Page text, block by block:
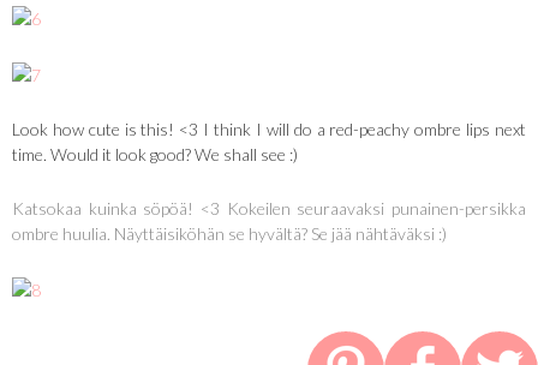
Look how cute is this! <3 I think I will do a red-peachy ombre lips next
time. Would it look good? We shall see :)
Katsokaa kuinka söpöä! <3 Kokeilen seuraavaksi punainen-persikka
ombre huulia. Näyttäisiköhän se hyvältä? Se jää nähtäväksi :)